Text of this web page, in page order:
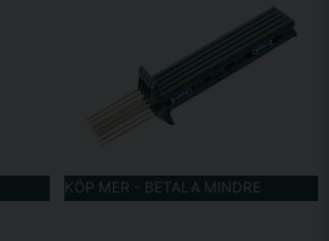
KÖP MER - BETALA MINDRE